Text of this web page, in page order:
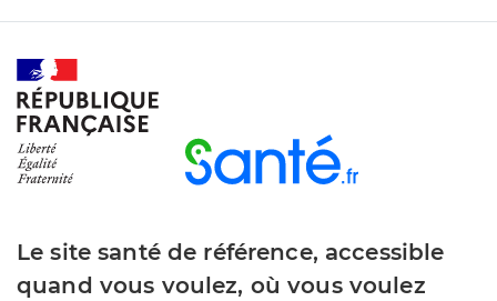
Le site santé de référence, accessible
quand vous voulez, où vous voulez